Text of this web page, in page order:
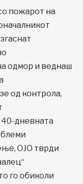
пожарот на
одмор и веднаш
од контрола,
дневната
ОЈО тврди
го обиколи